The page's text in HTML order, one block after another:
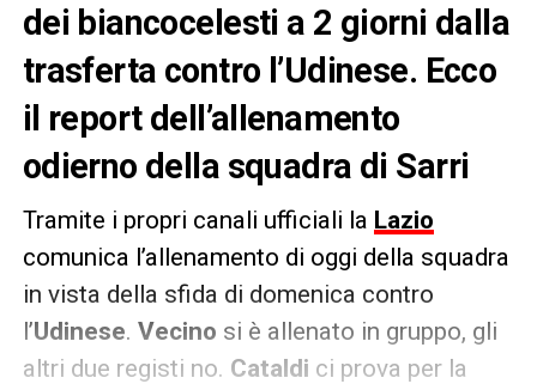
dei biancocelesti a 2 giorni dalla
trasferta contro l’Udinese. Ecco
il report dell’allenamento
odierno della squadra di Sarri
Tramite i propri canali ufficiali la Lazio
comunica l’allenamento di oggi della squadra
in vista della sfida di domenica contro
l’Udinese. Vecino si è allenato in gruppo, gli
altri due registi no. Cataldi ci prova per la